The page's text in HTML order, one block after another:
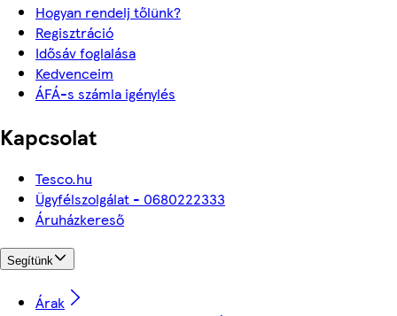
Hogyan rendelj tőlünk?
Regisztráció
Idősáv foglalása
Kedvenceim
ÁFÁ-s számla igénylés
Kapcsolat
Tesco.hu
Ügyfélszolgálat - 0680222333
Áruházkereső
Segítünk
Árak